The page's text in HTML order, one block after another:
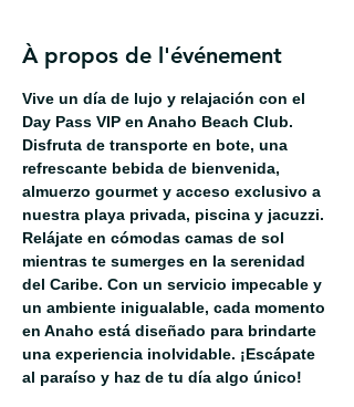
À propos de l'événement
Vive un día de lujo y relajación con el
Day Pass VIP en Anaho Beach Club.
Disfruta de transporte en bote, una
refrescante bebida de bienvenida,
almuerzo gourmet y acceso exclusivo a
nuestra playa privada, piscina y jacuzzi.
Relájate en cómodas camas de sol
mientras te sumerges en la serenidad
del Caribe. Con un servicio impecable y
un ambiente inigualable, cada momento
en Anaho está diseñado para brindarte
una experiencia inolvidable. ¡Escápate
al paraíso y haz de tu día algo único!